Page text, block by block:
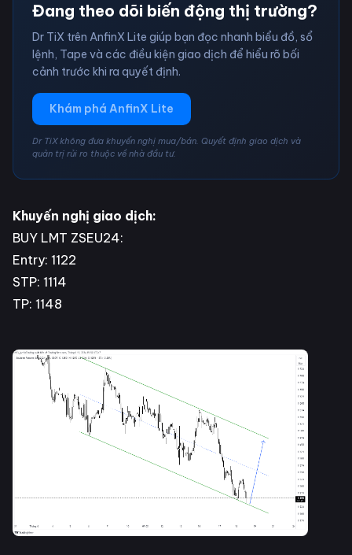
Đang theo dõi biến động thị trường?
Dr TiX trên AnfinX Lite giúp bạn đọc nhanh biểu đồ, sổ
lệnh, Tape và các điều kiện giao dịch để hiểu rõ bối
cảnh trước khi ra quyết định.
Khám phá AnfinX Lite
Dr TiX không đưa khuyến nghị mua/bán. Quyết định giao dịch và
quản trị rủi ro thuộc về nhà đầu tư.
Khuyến nghị giao dịch:
BUY LMT ZSEU24:
Entry: 1122
STP: 1114
TP: 1148